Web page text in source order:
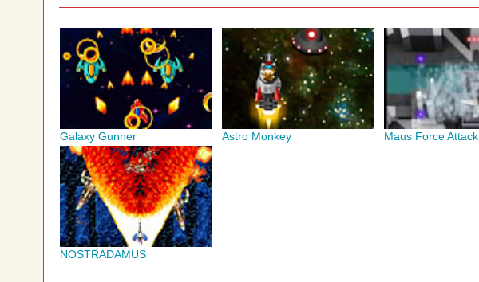
Galaxy Gunner Astro Monkey Maus Force Attack
NOSTRADAMUS